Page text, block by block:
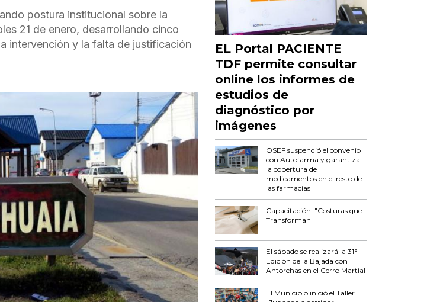
postura institucional sobre la
21 de enero, desarrollando cinco
intervención y la falta de justificación
EL Portal PACIENTE
TDF permite consultar
online los informes de
estudios de
diagnóstico por
imágenes
OSEF suspendió el convenio
con Autofarma y garantiza
la cobertura de
medicamentos en el resto de
las farmacias
Capacitación: "Costuras que
Transforman"
El sábado se realizará la 31°
Edición de la Bajada con
Antorchas en el Cerro Martial
El Municipio inició el Taller